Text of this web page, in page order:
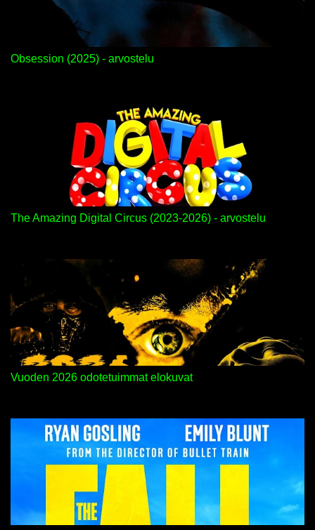
Obsession (2025) - arvostelu
The Amazing Digital Circus (2023-2026) - arvostelu
Vuoden 2026 odotetuimmat elokuvat